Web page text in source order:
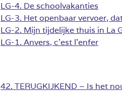
LG-4. De schoolvakanties
LG-3. Het openbaar vervoer,
LG-2. Mijn tijdelijke thuis in La
LG-1. Anvers, c’est l’enfer
42. TERUGKIJKEND – Is het